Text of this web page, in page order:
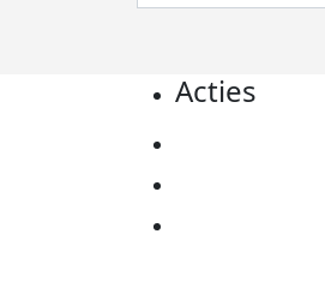
Acties